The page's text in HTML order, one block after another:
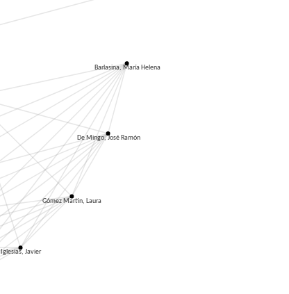
Barlasina, María Helena
De Mingo, José Ramón
Gómez Martín, Laura
Iglesias, Javier